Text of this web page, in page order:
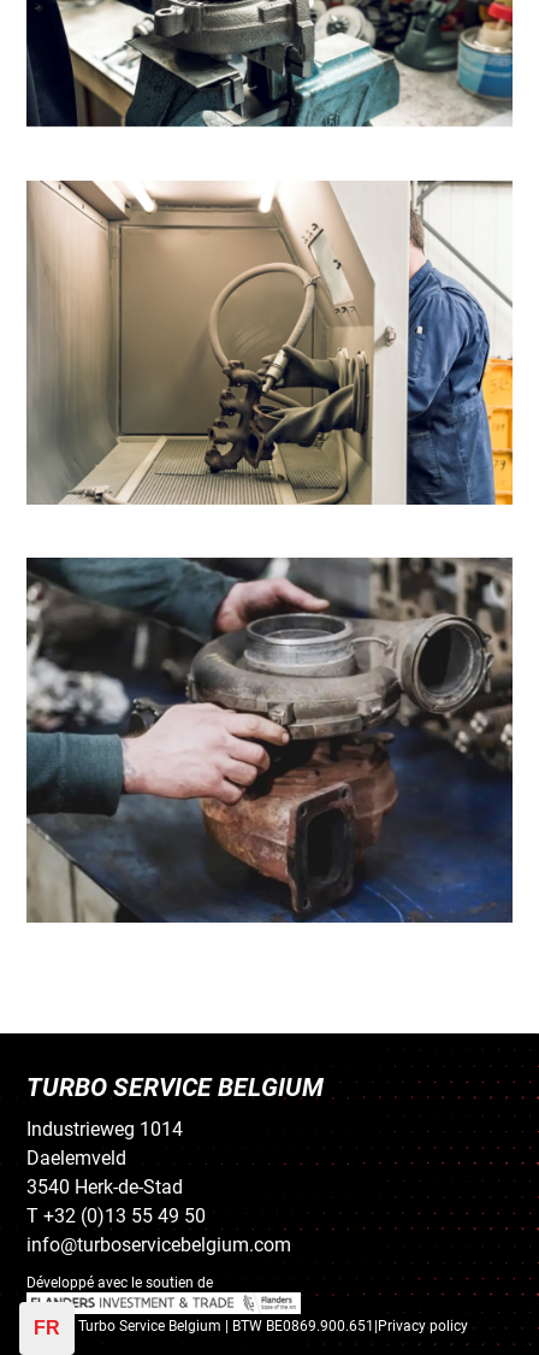
TURBO SERVICE BELGIUM
Industrieweg 1014
Daelemveld
3540 Herk-de-Stad
T +32 (0)13 55 49 50
info@turboservicebelgium.com
Développé avec le soutien de
© 2018 Turbo Service Belgium | BTW BE0869.900.651|Privacy policy
FR